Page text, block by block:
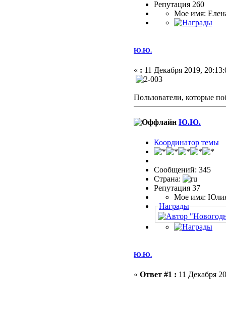
Репутация 260
Мое имя:
Ю.Ю.
« : 11 Декабря 2019,
Пользователи, которые
Ю.Ю.
Координатор темы
Сообщений: 345
Страна:
Репутация 37
Мое имя:
Награды
Ю.Ю.
« Ответ #1 : 11 Декабря